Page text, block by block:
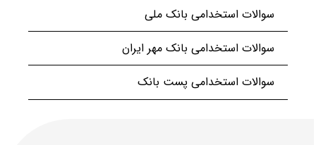
سوالات استخدامی بانک ملی
سوالات استخدامی بانک مهر ایران
سوالات استخدامی پست بانک